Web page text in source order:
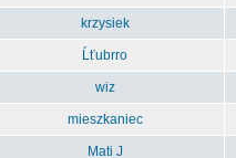
krzysiek
Ĺťubrro
wiz
mieszkaniec
Mati J